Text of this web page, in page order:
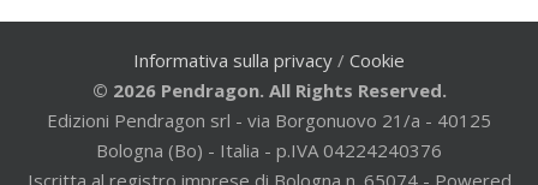
Informativa sulla privacy / Cookie
© 2026 Pendragon. All Rights Reserved.
Edizioni Pendragon srl - via Borgonuovo 21/a - 40125
Bologna (Bo) - Italia - p.IVA 04224240376
Iscritta al registro imprese di Bologna n. 65074 - Powered